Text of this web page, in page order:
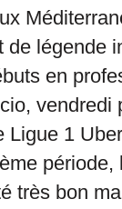
de légende
en
vendredi
Ligue 1
très bon